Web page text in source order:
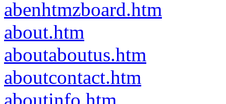
abenhtmzboard.htm
about.htm
aboutaboutus.htm
aboutcontact.htm
aboutinfo.htm